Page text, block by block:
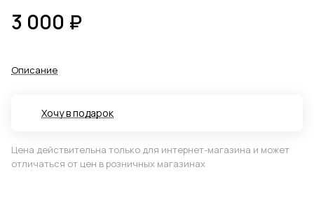
3 000 ₽
Описание
Хочу в подарок
Цена действительна только для интернет-магазина и может
отличаться от цен в розничных магазинах